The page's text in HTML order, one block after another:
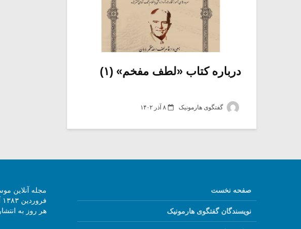
درباره کتاب «لطف مفخم» (۱)
گفتگوی هارمونیک ۸ آذر ۱۴۰۲
صفحه نخست
نویسندگان گفتگوی هارمونیک
هر روز به